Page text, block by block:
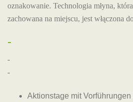
oznakowanie. Technologia młyna,
zachowana na miejscu, jest włączona
-
-
-
Aktionstage mit